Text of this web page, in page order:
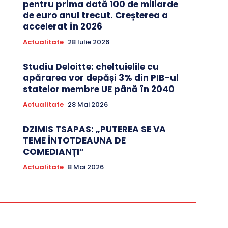
pentru prima dată 100 de miliarde
de euro anul trecut. Creșterea a
accelerat în 2026
Actualitate 28 Iulie 2026
Studiu Deloitte: cheltuielile cu
apărarea vor depăși 3% din PIB-ul
statelor membre UE până în 2040
Actualitate 28 Mai 2026
DZIMIS TSAPAS: „PUTEREA SE VA
TEME ÎNTOTDEAUNA DE
COMEDIANȚI”
Actualitate 8 Mai 2026